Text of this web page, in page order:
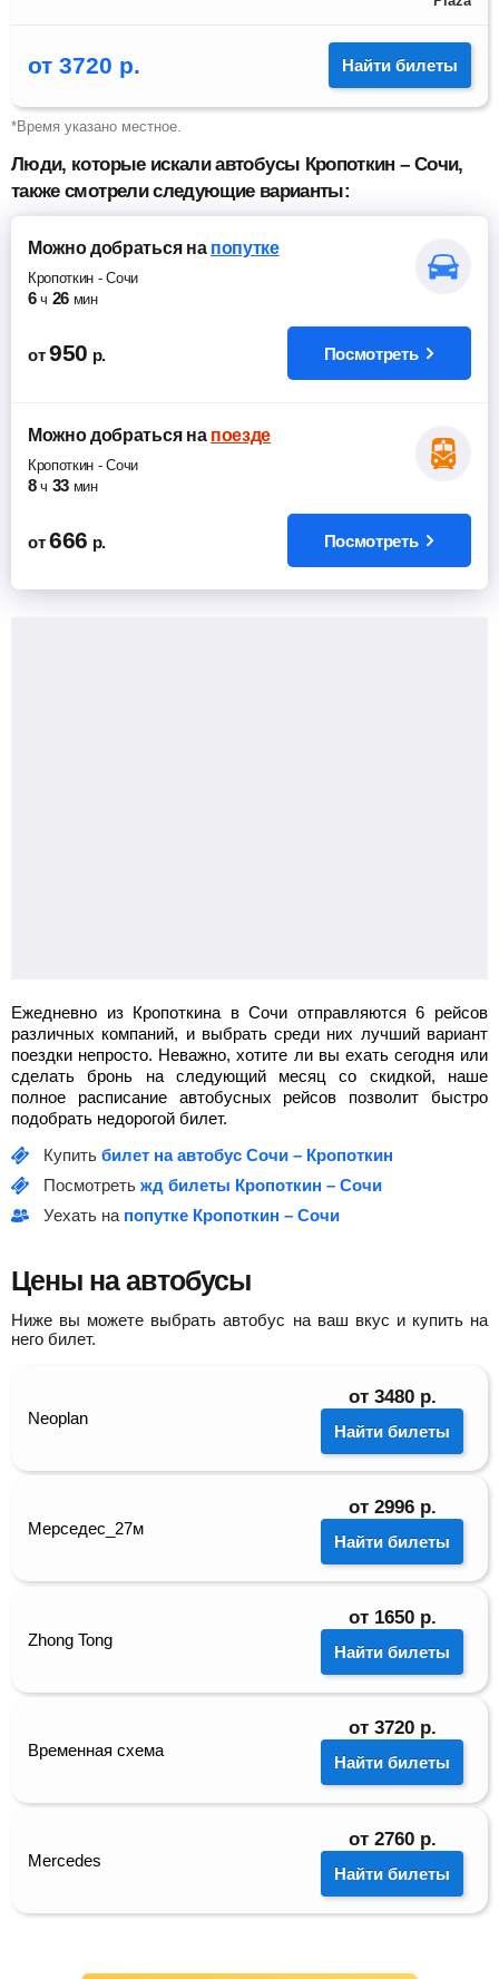
от 3720 р. Найти билеты
*Время указано местное.
Люди, которые искали автобусы Кропоткин – Сочи,
также смотрели следующие варианты:
Можно добратьсяна попутке
Кропоткин -Сочи
6 ч 26 мин
от 950 р. Посмотреть
Можно добратьсяна поезде
Кропоткин -Сочи
8 ч 33 мин
от 666 р. Посмотреть
Ежедневно из Кропоткина в Сочи отправляются 6 рейсов
различных компаний, и выбрать среди них лучший вариант
поездки непросто. Неважно, хотите ли вы ехать сегодня или
сделать бронь на следующий месяц со скидкой, наше
полное расписание автобусных рейсов позволит быстро
подобрать недорогой билет.
Купить билет на автобус Сочи – Кропоткин
Посмотреть жд билеты Кропоткин – Сочи
Уехать на попутке Кропоткин – Сочи
Цены на автобусы
Ниже вы можете выбрать автобус на ваш вкус и купить на
него билет.
Neoplan
от 3480 р.
Найти билеты
Мерседес_27м
от 2996 р.
Найти билеты
Zhong Tong
от 1650 р.
Найти билеты
Временная схема
от 3720 р.
Найти билеты
Mercedes
от 2760 р.
Найти билеты